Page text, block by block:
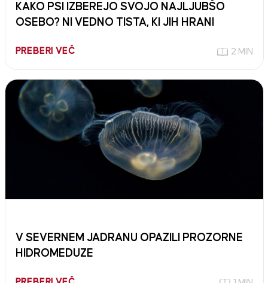
KAKO PSI IZBEREJO SVOJO NAJLJUBŠO
OSEBO? NI VEDNO TISTA, KI JIH HRANI
PREBERI VEČ 2 MIN
V SEVERNEM JADRANU OPAZILI PROZORNE
HIDROMEDUZE